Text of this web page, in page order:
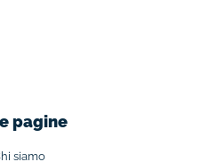
pagine
siamo